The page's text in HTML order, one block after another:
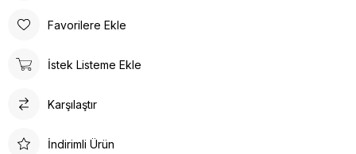
Ortopedik taban desteği ile ayak sağlığınızı düşünerek
sunar. İç tabanında kullanılan suni deri malzeme ayağınızın
Kalın topuklu tasarım, dengeli ve rahat bir yürüyüş deneyimi
Favorilere Ekle
İstek Listeme Ekle
Karşılaştır
İndirimli Ürün